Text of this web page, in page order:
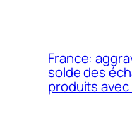
France:
solde des
produits avec